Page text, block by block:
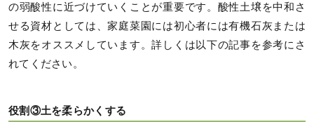
の弱酸性に近づけていくことが重要です。酸性土壌を中和さ
せる資材としては、家庭菜園には初心者には有機石灰または
木灰をオススメしています。詳しくは以下の記事を参考にさ
れてください。
役割③土を柔らかくする